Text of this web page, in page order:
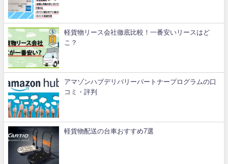
軽貨物リース会社徹底比較！一番安いリースはど
こ？
アマゾンハブデリバリーパートナープログラムの口
コミ・評判
軽貨物配送の台車おすすめ7選